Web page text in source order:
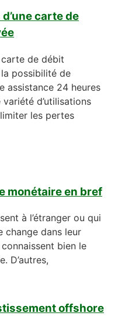
carte de
carte de débit
possibilité de
assistance 24 heures
d’utilisations
les pertes
monétaire en bref
à l’étranger ou qui
change dans leur
bien le
D’autres,
offshore